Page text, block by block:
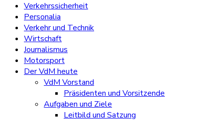
Verkehrssicherheit
Personalia
Verkehr und Technik
Wirtschaft
Journalismus
Motorsport
Der VdM heute
VdM Vorstand
Präsidenten und Vorsitzende
Aufgaben und Ziele
Leitbild und Satzung